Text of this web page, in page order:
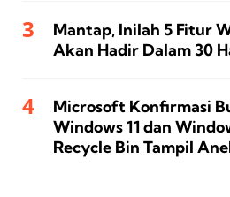
Mantap, Inilah 5 Fitur
Akan Hadir Dalam 30
Microsoft Konfirmasi
Windows 11 dan
Recycle Bin Tampil